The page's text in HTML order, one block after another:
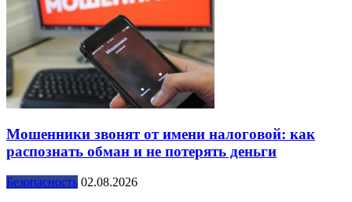
Мошенники звонят от имени налоговой: как
распознать обман и не потерять деньги
Безопасность 02.08.2026